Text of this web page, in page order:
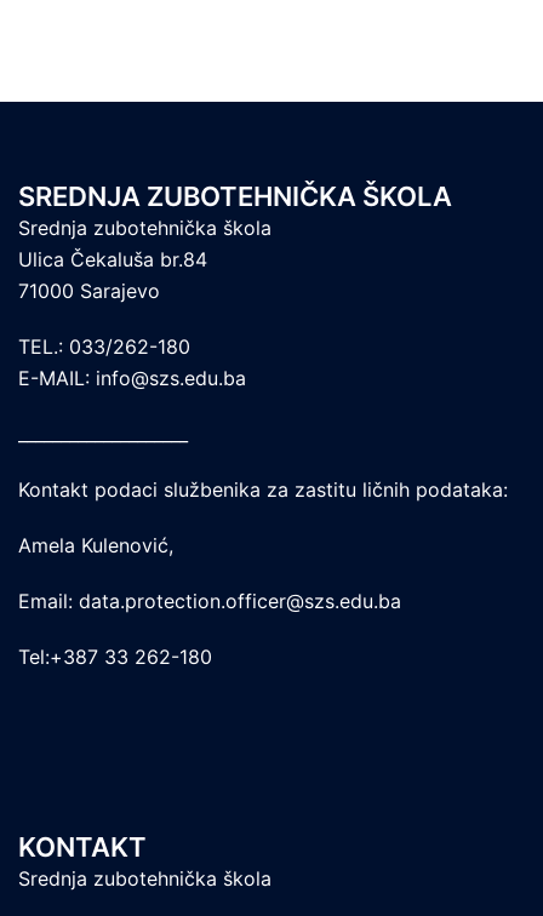
SREDNJA ZUBOTEHNIČKA ŠKOLA
Srednja zubotehnička škola
Ulica Čekaluša br.84
71000 Sarajevo
TEL.: 033/262-180
E-MAIL: info@szs.edu.ba
Kontakt podaci službenika za zastitu ličnih podataka:
Amela Kulenović,
Email: data.protection.officer@szs.edu.ba
Tel:+387 33 262-180
KONTAKT
Srednja zubotehnička škola